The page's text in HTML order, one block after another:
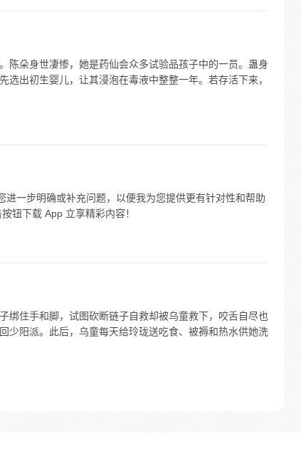
陈朵身世凄惨，她是药仙会众多试验品孩子中的一员。蛊身
出初生婴儿，让其浸泡在毒液中整整一年。若存活下来，
进一步明确或补充问题，以便我为您提供更有针对性和帮助
钮下载 App 立享精彩内容！
绑住手和脚，试图砍断链子自救却被乌童救下，咬舌自尽也
少阳派。此后，乌童每天给玲珑送吃食、被褥和热水供她洗